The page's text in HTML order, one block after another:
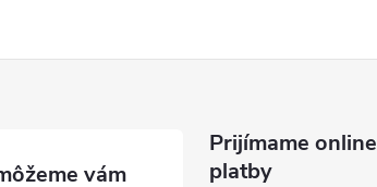
Prijímame online
platby